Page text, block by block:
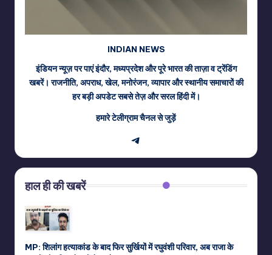
INDIAN NEWS
इंडियन न्यूज़ पर पाएं इंदौर, मध्यप्रदेश और पूरे भारत की ताज़ा व ट्रेंडिंग
खबरें। राजनीति, अपराध, खेल, मनोरंजन, व्यापार और स्थानीय समाचारों की
हर बड़ी अपडेट सबसे तेज़ और सरल हिंदी में।
हमारे टेलीग्राम चैनल से जुड़ें
Telegram
हाल ही की खबरें
MP: शिलांग हत्याकांड के बाद फिर सुर्खियों में रघुवंशी परिवार, अब राजा के